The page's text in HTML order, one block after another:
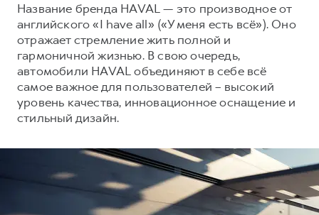
АКСЕССУАРЫ HAVAL
Автомобильные аксессуары
Коллекция CITY
Коллекция Базовая
Коллекция Детская
Автомобильные аксессуары
Коллекция CITY
Коллекция Базовая
Коллекция Детская
Название бренда HAVAL — это производное от
английского «I have all» («У меня есть всё»). Оно
отражает стремление жить полной и
гармоничной жизнью. В свою очередь,
автомобили HAVAL объединяют в себе всё
самое важное для пользователей – высокий
уровень качества, инновационное оснащение и
стильный дизайн.